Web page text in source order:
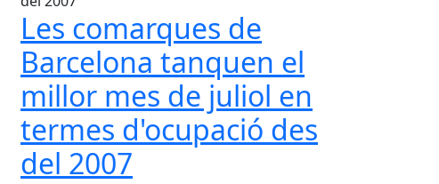
Les comarques de
Barcelona tanquen el
millor mes de juliol en
termes d'ocupació des
del 2007